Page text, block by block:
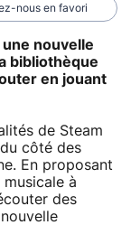
nous en favori
nouvelle
bibliothèque
en jouant
de Steam
côté des
En proposant
à
des